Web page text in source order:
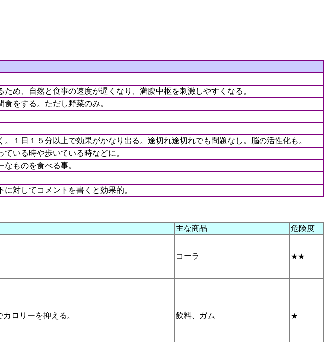
め、自然と食事の速度が遅くなり、満腹中枢を刺激しやすくなる。
をする。ただし野菜のみ。
１日１５分以上で効果がかなり出る。途切れ途切れでも問題なし。脳の活性化も。
いる時や歩いている時などに。
ものを食べる事。
対してコメントを書くと効果的。
主な商品 危険度
コーラ ★★
ロリーを抑える。 飲料、ガム ★